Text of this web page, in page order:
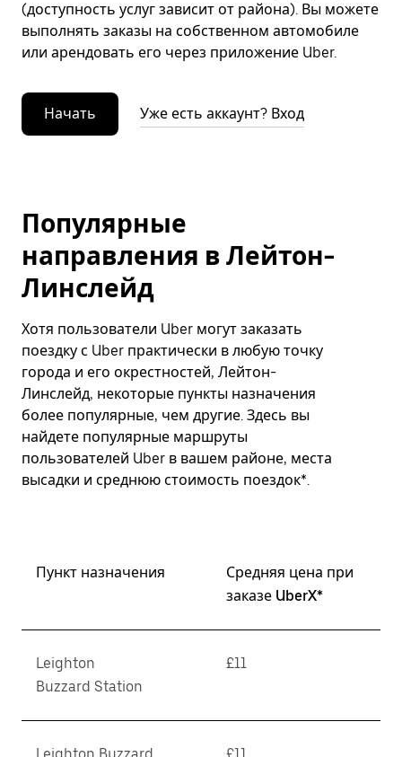
(доступность услуг зависит от района). Вы можете
выполнять заказы на собственном автомобиле
или арендовать его через приложение Uber.
Начать Уже есть аккаунт? Вход
Популярные
направления в Лейтон-
Линслейд
Хотя пользователи Uber могут заказать
поездку с Uber практически в любую точку
города и его окрестностей, Лейтон-
Линслейд, некоторые пункты назначения
более популярные, чем другие. Здесь вы
найдете популярные маршруты
пользователей Uber в вашем районе, места
высадки и среднюю стоимость поездок*.
Пункт назначения
Средняя цена при
заказе UberX*
Leighton
Buzzard Station
£11